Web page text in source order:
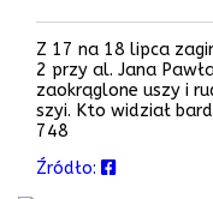
Z 17 na 18 lipca
2 przy al. Jana
zaokrąglone uszy i
szyi. Kto widział
748
Źródło: